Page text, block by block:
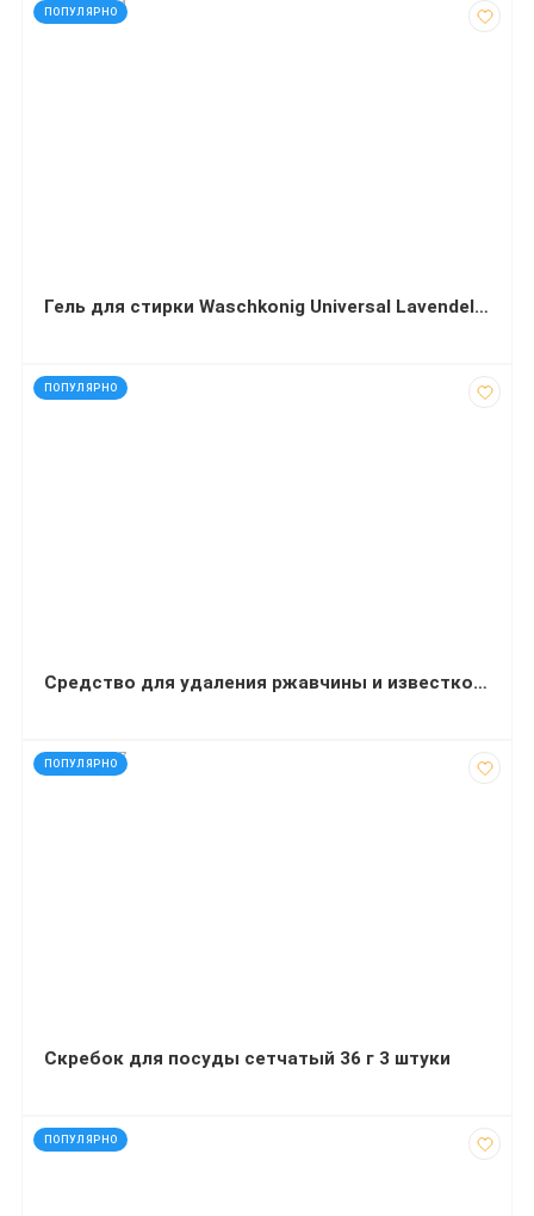
ПОПУЛЯРНО
код: 810034
Гель для стирки Waschkonig Universal Lavendel 4900 мл
ПОПУЛЯРНО
код: 60113
Средство для удаления ржавчины и известкового налета 550 мл
ПОПУЛЯРНО
код: 927667
Скребок для посуды сетчатый 36 г 3 штуки
ПОПУЛЯРНО
код: 14030